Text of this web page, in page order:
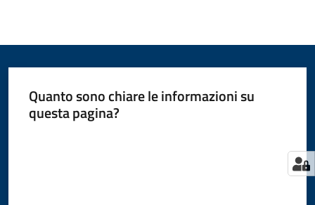
Quanto sono chiare le informazioni su
questa pagina?